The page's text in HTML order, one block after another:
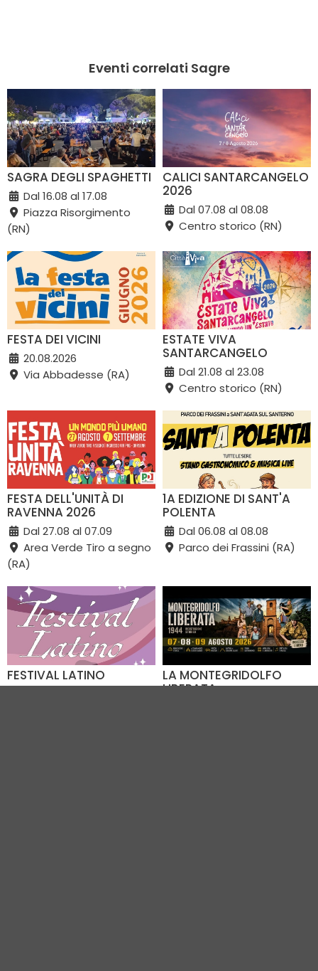
Eventi correlati Sagre
SAGRA DEGLI SPAGHETTI
Dal 16.08 al 17.08
Piazza Risorgimento
(RN)
CALICI SANTARCANGELO
2026
Dal 07.08 al 08.08
Centro storico (RN)
FESTA DEI VICINI
20.08.2026
Via Abbadesse (RA)
ESTATE VIVA
SANTARCANGELO
Dal 21.08 al 23.08
Centro storico (RN)
FESTA DELL'UNITÀ DI
RAVENNA 2026
Dal 27.08 al 07.09
Area Verde Tiro a segno
(RA)
1A EDIZIONE DI SANT'A
POLENTA
Dal 06.08 al 08.08
Parco dei Frassini (RA)
FESTIVAL LATINO LA MONTEGRIDOLFO
LIBERATA